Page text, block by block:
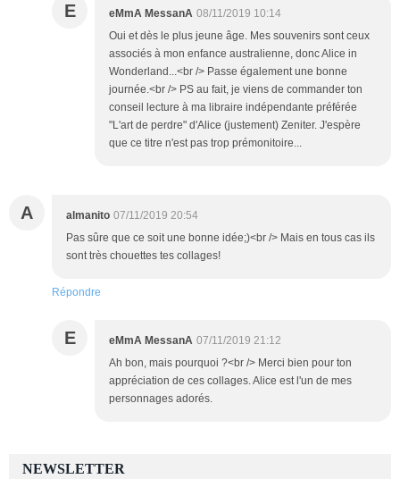
E eMmA MessanA 08/11/2019 10:14
Oui et dès le plus jeune âge. Mes souvenirs sont ceux
associés à mon enfance australienne, donc Alice in
Wonderland...<br /> Passe également une bonne
journée.<br /> PS au fait, je viens de commander ton
conseil lecture à ma libraire indépendante préférée
"L'art de perdre" d'Alice (justement) Zeniter. J'espère
que ce titre n'est pas trop prémonitoire...
A almanito 07/11/2019 20:54
Pas sûre que ce soit une bonne idée;)<br /> Mais en tous cas ils
sont très chouettes tes collages!
Répondre
E eMmA MessanA 07/11/2019 21:12
Ah bon, mais pourquoi ?<br /> Merci bien pour ton
appréciation de ces collages. Alice est l'un de mes
personnages adorés.
NEWSLETTER